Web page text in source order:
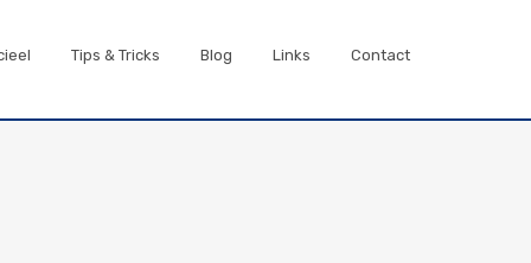
Tips & Tricks Blog Links Contact